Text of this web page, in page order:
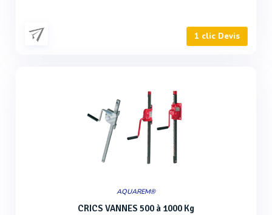
1 clic Devis
AQUAREM®
CRICS VANNES 500 à 1000 Kg